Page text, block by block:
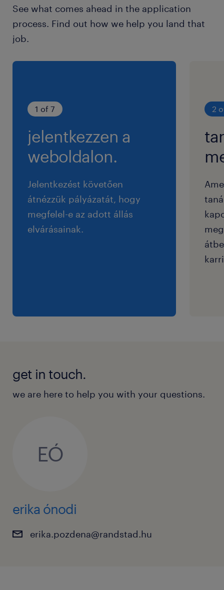
See what comes ahead in the application
process. Find out how we help you land that
job.
1 of 7
jelentkezzen a
weboldalon.
Jelentkezést követően
átnézzük pályázatát, hogy
megfelel-e az adott állás
elvárásainak.
2
get in touch.
we are here to help you with your questions.
EÓ
erika ónodi
erika.pozdena@randstad.hu